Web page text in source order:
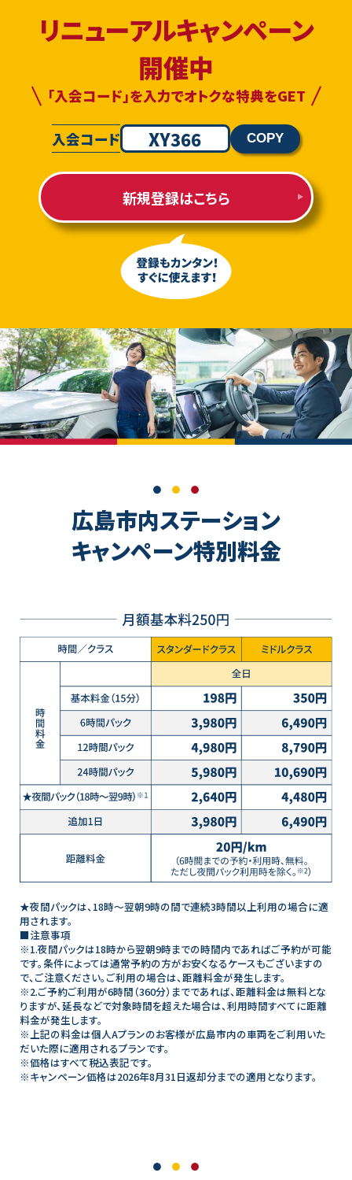
リニューアルキャンペーン
開催中
「入会コード」を入力でオトクな特典をGET
入会コード XY366 COPY
新規登録はこちら
広島市内ステーション
キャンペーン特別料金
★夜間パックは、18時～翌朝9時の間で連続3時間以上利用の場合に適
用されます。
■注意事項
※1.夜間パックは18時から翌朝9時までの時間内であればご予約が可能
です。条件によっては通常予約の方がお安くなるケースもございますの
で、ご注意ください。ご利用の場合は、距離料金が発生します。
※2.ご予約ご利用が6時間（360分）までであれば、距離料金は無料とな
りますが、延長などで対象時間を超えた場合は、利用時間すべてに距離
料金が発生します。
※上記の料金は個人Aプランのお客様が広島市内の車両をご利用いた
だいた際に適用されるプランです。
※価格はすべて税込表記です。
※キャンペーン価格は2026年8月31日返却分までの適用となります。